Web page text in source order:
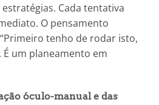
Cada tentativa
O pensamento
tenho de rodar isto,
um planeamento em
óculo-manual e das